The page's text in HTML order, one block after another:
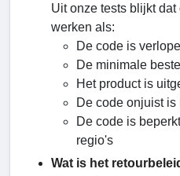
Uit onze tests blijkt
werken als:
De code is
De minimale
Het product is
De code onjuist is
De code is
regio's
Wat is het